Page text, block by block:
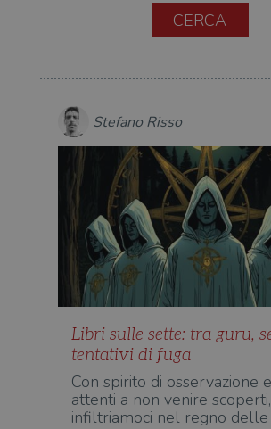
Stefano Risso
Libri sulle sette: tra guru,
tentativi di fuga
Con spirito di osservazione
attenti a non venire scoperti,
infiltriamoci nel regno delle